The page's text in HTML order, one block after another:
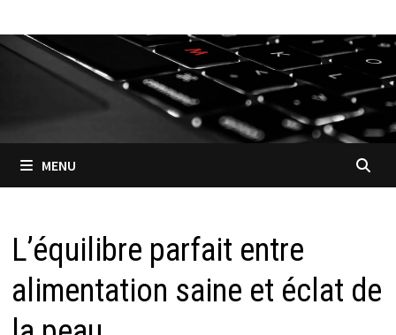
MENU
L’équilibre parfait entre
alimentation saine et éclat de